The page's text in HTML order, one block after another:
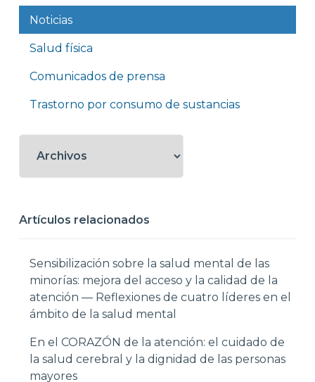
Noticias
Salud física
Comunicados de prensa
Trastorno por consumo de sustancias
Artículos relacionados
Sensibilización sobre la salud mental de las
minorías: mejora del acceso y la calidad de la
atención — Reflexiones de cuatro líderes en el
ámbito de la salud mental
En el CORAZÓN de la atención: el cuidado de
la salud cerebral y la dignidad de las personas
mayores